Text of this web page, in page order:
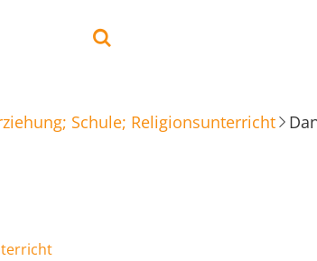
Schule; Religionsunterricht